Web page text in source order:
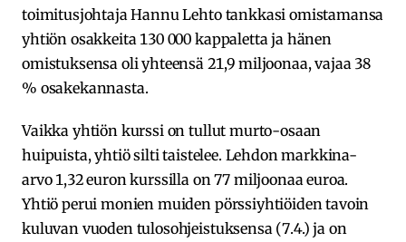
toimitusjohtaja Hannu Lehto tankkasi omistamansa
yhtiön osakkeita 130 000 kappaletta ja hänen
omistuksensa oli yhteensä 21,9 miljoonaa, vajaa 38
% osakekannasta.
Vaikka yhtiön kurssi on tullut murto-osaan
huipuista, yhtiö silti taistelee. Lehdon markkina-
arvo 1,32 euron kurssilla on 77 miljoonaa euroa.
Yhtiö perui monien muiden pörssiyhtiöiden tavoin
kuluvan vuoden tulosohjeistuksensa (7.4.) ja on